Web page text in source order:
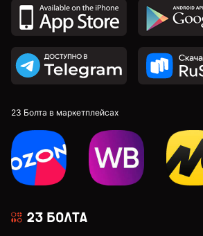
23 Болта в маркетплейсах